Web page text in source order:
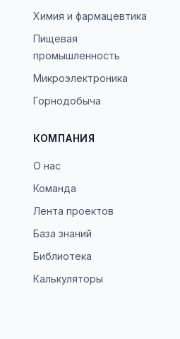
Химия и фармацевтика
Пищевая
промышленность
Микроэлектроника
Горнодобыча
КОМПАНИЯ
О нас
Команда
Лента проектов
База знаний
Библиотека
Калькуляторы